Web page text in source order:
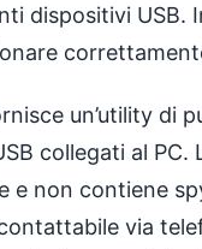
dispositivi USB.
un’utility di
collegati al PC.
e non contiene
via